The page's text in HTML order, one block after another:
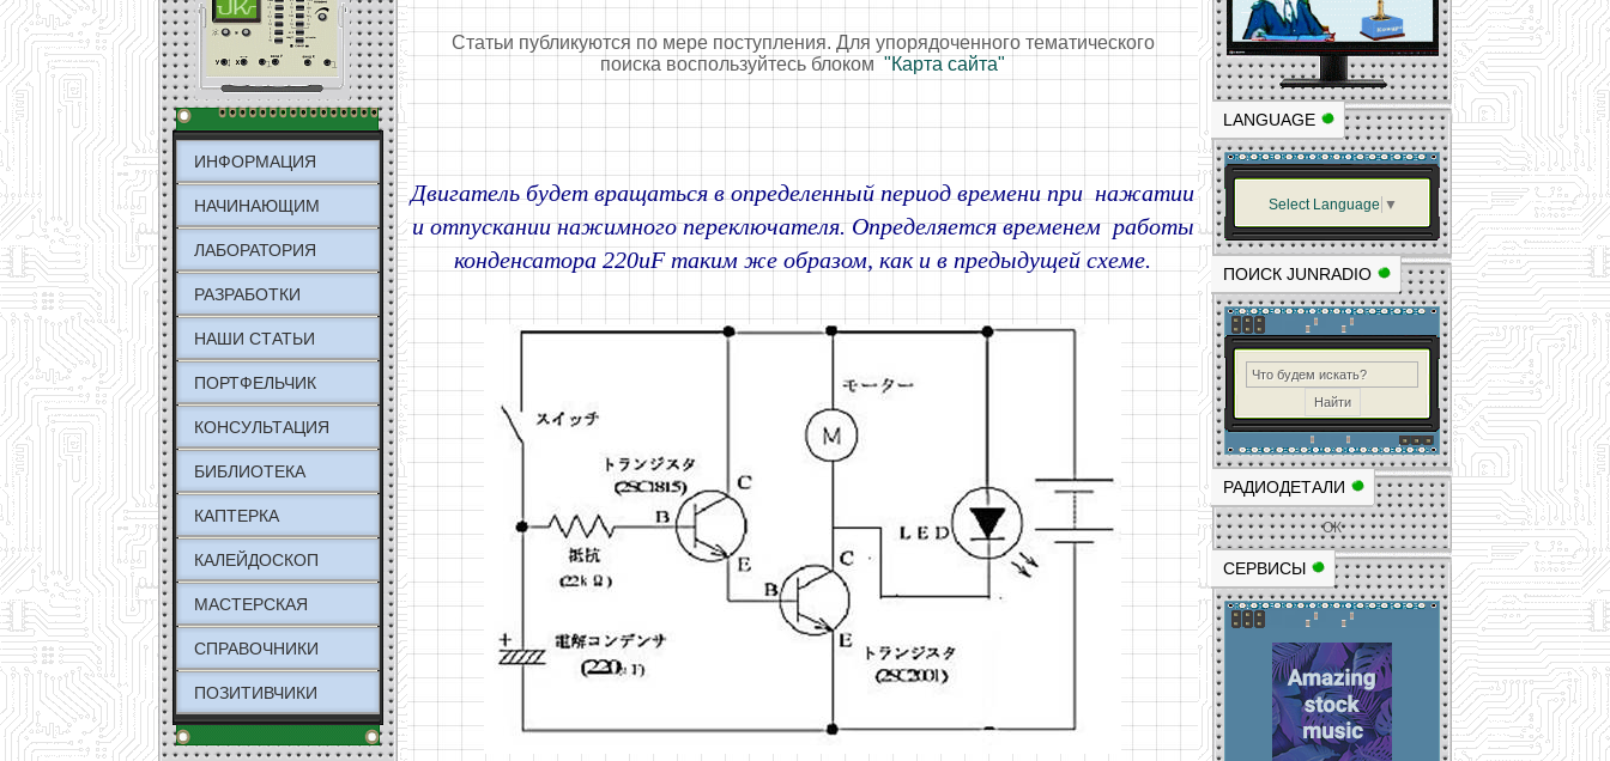
ИНФОРМАЦИЯ
НАЧИНАЮЩИМ
ЛАБОРАТОРИЯ
РАЗРАБОТКИ
НАШИ СТАТЬИ
ПОРТФЕЛЬЧИК
КОНСУЛЬТАЦИЯ
БИБЛИОТЕКА
КАПТЕРКА
КАЛЕЙДОСКОП
МАСТЕРСКАЯ
СПРАВОЧНИКИ
ПОЗИТИВЧИКИ
LANGUAGE
Select Language ▼
ПОИСК JUNRADIO
РАДИОДЕТАЛИ
ОК
СЕРВИСЫ
Статьи публикуются по мере поступления. Для упорядоченного тематического
поиска воспользуйтесь блоком "Карта сайта"
Двигатель будет вращаться в определенный период времени при нажатии
и отпускании нажимного переключателя. Определяется временем работы
конденсатора 220uF таким же образом, как и в предыдущей схеме.